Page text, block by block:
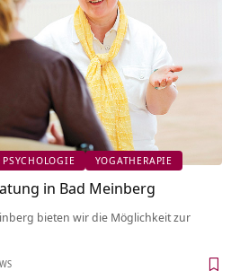
YOGATHERAPIE
in Bad Meinberg
bieten wir die Möglichkeit zur